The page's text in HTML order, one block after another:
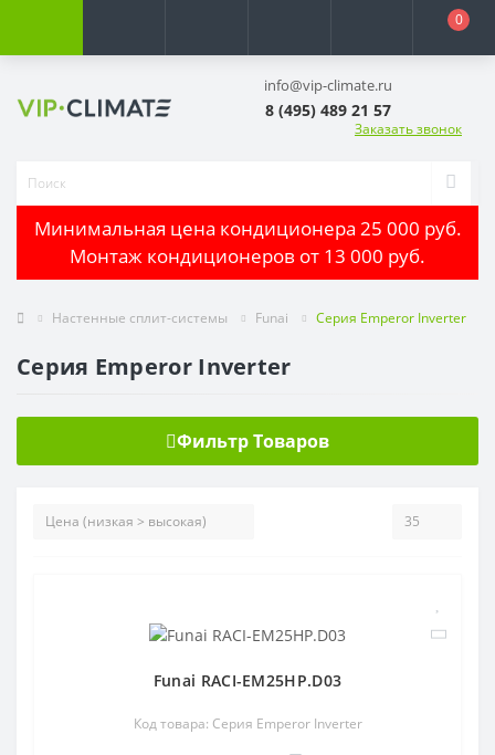
0
info@vip-climate.ru
8 (495) 489 21 57
Заказать звонок
Минимальная цена кондиционера 25 000 руб.
Монтаж кондиционеров от 13 000 руб.
Настенные сплит-системы Funai Серия Emperor Inverter
Серия Emperor Inverter
Фильтр Товаров
Funai RACI-EM25HP.D03
Код товара: Серия Emperor Inverter